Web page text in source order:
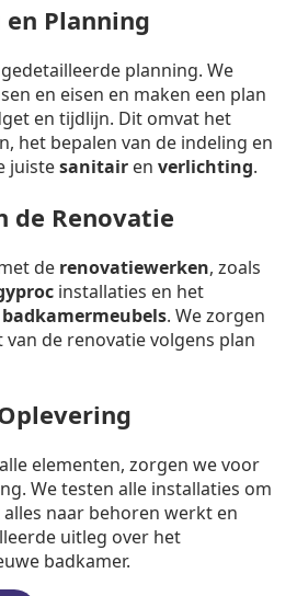
Planning
planning. We
en eisen en maken een plan
en tijdlijn. Dit omvat het
het bepalen van de indeling en
juistesanitair en verlichting.
de Renovatie
de renovatiewerken, zoals
installaties en het
badkamermeubels. We zorgen
de renovatie volgens plan
elementen, zorgen we voor
We testen alle installaties om
naar behoren werkt en
uitleg over het
badkamer.